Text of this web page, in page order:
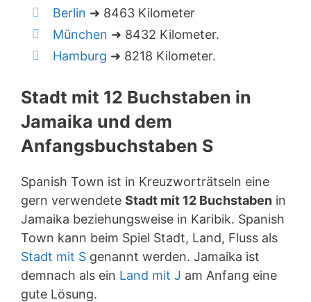
Berlin ➜ 8463 Kilometer
München ➜ 8432 Kilometer.
Hamburg ➜ 8218 Kilometer.
Stadt mit 12 Buchstaben in
Jamaika und dem
Anfangsbuchstaben S
Spanish Town ist in Kreuzworträtseln eine
gern verwendete Stadt mit 12 Buchstaben in
Jamaika beziehungsweise in Karibik. Spanish
Town kann beim Spiel Stadt, Land, Fluss als
Stadt mit S genannt werden. Jamaika ist
demnach als ein Land mit J am Anfang eine
gute Lösung.